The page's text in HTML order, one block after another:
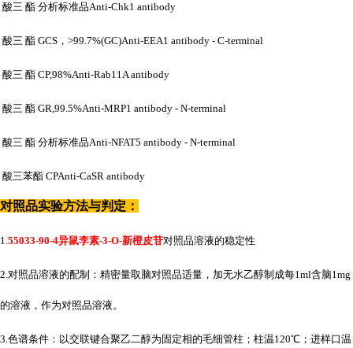
酸三 酯 分析标准品Anti-Chk1 antibody
酸三 酯 GCS，>99.7%(GC)Anti-EEA1 antibody - C-terminal
酸三 酯 CP,98%Anti-Rab11A antibody
酸三 酯 GR,99.5%Anti-MRP1 antibody - N-terminal
酸三 酯 分析标准品Anti-NFAT5 antibody - N-terminal
酸三苯酯 CPAnti-CaSR antibody
对照品实验方法与判定：
1.55033-90-4异鼠李素-3-O-新橙皮苷对照品溶液的稳定性
2.对照品溶液的配制：精密量取脑对照品适量，加无水乙醇制成每1ml含脑1mg
的溶液，作为对照品溶液。
3.色谱条件：以交联键合聚乙二醇为固定相的毛细管柱；柱温120℃；进样口温